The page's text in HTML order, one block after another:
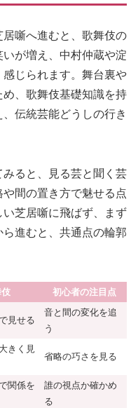
噺へ進むと、歌舞伎の
が増え、中村仲蔵や淀
じられます。舞台裏や
、歌舞伎基礎知識を持
伝統芸能どうしの行き
ると、見る芸と聞く芸
間の置き方で魅せる点
芝居噺に飛ばず、まず
進むと、共通点の輪郭
初心者の注目点
見せる
音と間の変化を追
う
きく見
省略の巧さを見る
関係を
誰の視点か確かめ
る